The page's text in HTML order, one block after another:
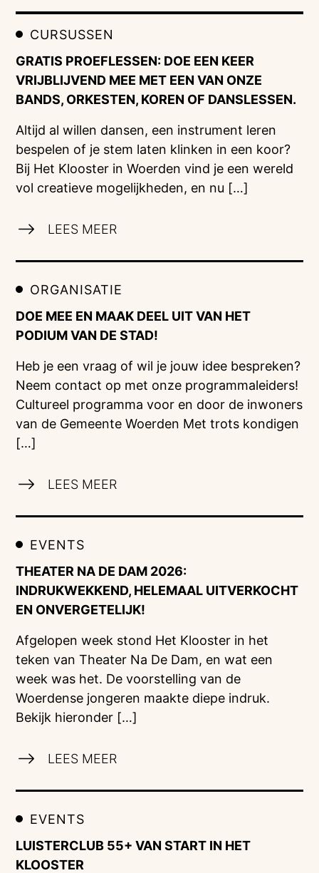
CURSUSSEN
GRATIS PROEFLESSEN: DOE EEN KEER
VRIJBLIJVEND MEE MET EEN VAN ONZE
BANDS, ORKESTEN, KOREN OF DANSLESSEN.
Altijd al willen dansen, een instrument leren
bespelen of je stem laten klinken in een koor?
Bij Het Klooster in Woerden vind je een wereld
vol creatieve mogelijkheden, en nu […]
LEES MEER
ORGANISATIE
DOE MEE EN MAAK DEEL UIT VAN HET
PODIUM VAN DE STAD!
Heb je een vraag of wil je jouw idee bespreken?
Neem contact op met onze programmaleiders!
Cultureel programma voor en door de inwoners
van de Gemeente Woerden Met trots kondigen
[…]
LEES MEER
EVENTS
THEATER NA DE DAM 2026:
INDRUKWEKKEND, HELEMAAL UITVERKOCHT
EN ONVERGETELIJK!
Afgelopen week stond Het Klooster in het
teken van Theater Na De Dam, en wat een
week was het. De voorstelling van de
Woerdense jongeren maakte diepe indruk.
Bekijk hieronder […]
LEES MEER
EVENTS
LUISTERCLUB 55+ VAN START IN HET
KLOOSTER